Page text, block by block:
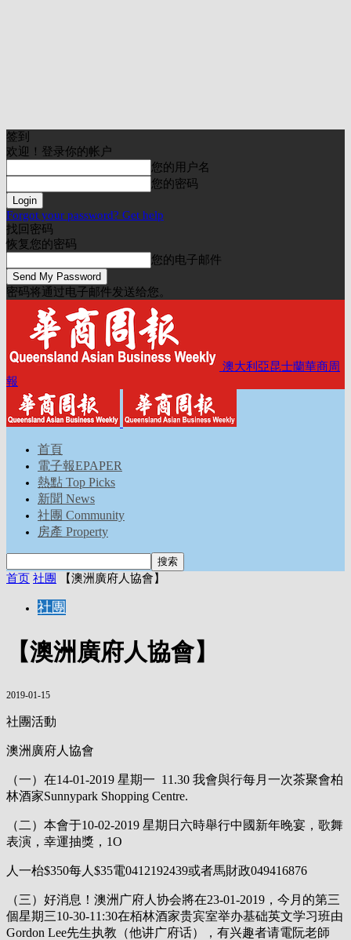
签到
欢迎！登录你的帐户
您的用户名
您的密码
Forgot your password? Get help
找回密码
恢复您的密码
您的电子邮件
密码将通过电子邮件发送给您。
澳大利亞昆士蘭華商周
報
首頁
電子報EPAPER
熱點 Top Picks
新聞 News
社團 Community
房產 Property
首页 社團 【澳洲廣府人協會】
社團
【澳洲廣府人協會】
2019-01-15
社團活動
澳洲廣府人協會
（一）在14-01-2019 星期一 11.30 我會與行每月一次茶聚會柏
林酒家Sunnypark Shopping Centre.
（ 二）本會于10-02-2019 星期日六時舉行中國新年晚宴，歌舞
表演，幸運抽獎， 1O
人一枱$350每人 $35電0412192439或者馬財政049416876
（三）好消息！澳洲广府人协会將在23-01-2019，今月的第三
個星期三10-30-11:30在栢林酒家贵宾室举办基础英文学习班由
Gordon Lee先生执教（他讲广府话），有兴趣者请電阮老師